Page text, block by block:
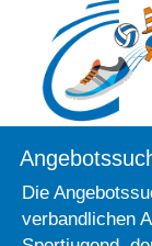
Die
verbandlichen